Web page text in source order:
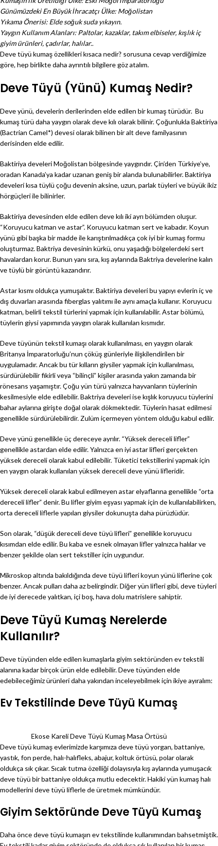
Günümüzdeki En Büyük İhracatçı Ülke: Moğolistan
Yıkama Önerisi: Elde soğuk suda yıkayın.
Yaygın Kullanım Alanları: Paltolar, kazaklar, takım elbiseler, kışlık iç
giyim ürünleri, çadırlar, halılar..
Deve tüyü kumaş özellikleri kısaca nedir? sorusuna cevap verdiğimize
göre, hep birlikte daha ayrıntılı bilgilere göz atalım.
Deve Tüyü (Yünü) Kumaş Nedir?
Deve yünü, develerin derilerinden elde edilen bir kumaş türüdür. Bu
kumaş türü daha yaygın olarak deve kılı olarak bilinir. Çoğunlukla Baktiriya
(Bactrian Camel*) devesi olarak bilinen bir alt deve familyasının
derisinden elde edilir.
Baktiriya develeri Moğolistan bölgesinde yaygındır. Çin’den Türkiye’ye,
oradan Kanada’ya kadar uzanan geniş bir alanda bulunabilirler. Baktiriya
develeri kısa tüylü çoğu devenin aksine, uzun, parlak tüyleri ve büyük ikiz
hörgüçleri ile bilinirler.
Baktiriya devesinden elde edilen deve kılı iki ayrı bölümden oluşur.
“Koruyucu katman ve astar”. Koruyucu katman sert ve kabadır. Koyun
yünü gibi başka bir madde ile karıştırılmadıkça çok iyi bir kumaş formu
oluşturmaz. Baktriya devesinin kürkü, onu yaşadığı bölgelerdeki sert
havalardan korur. Bunun yanı sıra, kış aylarında Baktriya develerine kalın
ve tüylü bir görüntü kazandırır.
Astar kısmı oldukça yumuşaktır. Baktiriya develeri bu yapıyı evlerin iç ve
dış duvarları arasında fiberglas yalıtımı ile aynı amaçla kullanır. Koruyucu
katman, belirli tekstil türlerini yapmak için kullanılabilir. Astar bölümü,
tüylerin giysi yapımında yaygın olarak kullanılan kısmıdır.
Deve tüyünün tekstil kumaşı olarak kullanılması, en yaygın olarak
Britanya İmparatorluğu’nun çöküş günleriyle ilişkilendirilen bir
uygulamadır. Ancak bu tür kılların giysiler yapmak için kullanılması,
sürdürülebilir fikirli veya “bilinçli” kişiler arasında yakın zamanda bir
rönesans yaşamıştır. Çoğu yün türü yalnızca hayvanların tüylerinin
kesilmesiyle elde edilebilir. Baktriya develeri ise kışlık koruyucu tüylerini
bahar aylarına girişte doğal olarak dökmektedir. Tüylerin hasat edilmesi
genellikle sürdürülebilirdir. Zulüm içermeyen yöntem olduğu kabul edilir.
Deve yünü genellikle üç dereceye ayrılır. “Yüksek dereceli lifler”
genellikle astardan elde edilir. Yalnızca en iyi astar lifleri gerçekten
yüksek dereceli olarak kabul edilebilir. Tüketici tekstillerini yapmak için
en yaygın olarak kullanılan yüksek dereceli deve yünü lifleridir.
Yüksek dereceli olarak kabul edilmeyen astar elyaflarına genellikle “orta
dereceli lifler” denir. Bu lifler giyim eşyası yapmak için de kullanılabilirken,
orta dereceli liflerle yapılan giysiler dokunuşta daha pürüzlüdür.
Son olarak, “düşük dereceli deve tüyü lifleri” genellikle koruyucu
kısımdan elde edilir. Bu kaba ve esnek olmayan lifler yalnızca halılar ve
benzer şekilde olan sert tekstiller için uygundur.
Mikroskop altında bakıldığında deve tüyü lifleri koyun yünü liflerine çok
benzer. Ancak pulları daha az belirgindir. Diğer yün lifleri gibi, deve tüyleri
de iyi derecede yalıtkan, içi boş, hava dolu matrislere sahiptir.
Deve Tüyü Kumaş Nerelerde
Kullanılır?
Deve tüyünden elde edilen kumaşlarla giyim sektöründen ev tekstili
alanına kadar birçok ürün elde edilebilir. Deve tüyünden elde
edebileceğimiz ürünleri daha yakından inceleyebilmek için ikiye ayıralım:
Ev Tekstilinde Deve Tüyü Kumaş
Ekose Kareli Deve Tüyü Kumaş Masa Örtüsü
Deve tüyü kumaş evlerimizde karşımıza deve tüyü yorgan, battaniye,
yastık, fon perde, halı-halıfleks, abajur, koltuk örtüsü, polar olarak
oldukça sık çıkar. Sıcak tutma özelliği dolayısıyla kış aylarında yumuşacık
deve tüyü bir battaniye oldukça mutlu edecektir. Hakiki yün kumaş halı
modellerini deve tüyü liflerle de üretmek mümkündür.
Giyim Sektöründe Deve Tüyü Kumaş
Daha önce deve tüyü kumaşın ev tekstilinde kullanımından bahsetmiştik.